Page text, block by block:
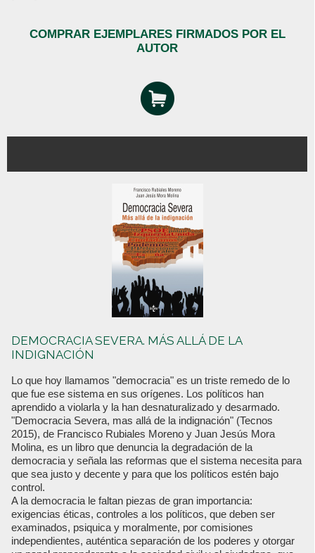
COMPRAR EJEMPLARES FIRMADOS POR EL
AUTOR
DEMOCRACIA SEVERA. MÁS ALLÁ DE LA
INDIGNACIÓN
Lo que hoy llamamos "democracia" es un triste remedo de lo
que fue ese sistema en sus orígenes. Los políticos han
aprendido a violarla y la han desnaturalizado y desarmado.
"Democracia Severa, mas allá de la indignación" (Tecnos
2015), de Francisco Rubiales Moreno y Juan Jesús Mora
Molina, es un libro que denuncia la degradación de la
democracia y señala las reformas que el sistema necesita para
que sea justo y decente y para que los políticos estén bajo
control.
A la democracia le faltan piezas de gran importancia:
exigencias éticas, controles a los políticos, que deben ser
examinados, psiquica y moralmente, por comisiones
independientes, auténtica separación de los poderes y otorgar